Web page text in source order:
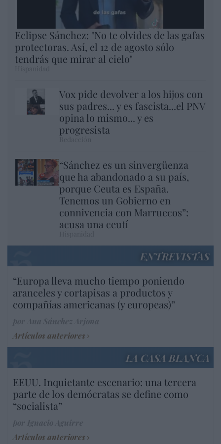
Eclipse Sánchez: "No te olvides de las gafas
protectoras. Así, el 12 de agosto sólo
tendrás que mirar al cielo"
Vox pide devolver a los hijos con
sus padres... y es fascista...el PNV
opina lo mismo... y es
progresista
“Sánchez es un sinvergüenza
que ha abandonado a su país,
porque Ceuta es España.
Tenemos un Gobierno en
connivencia con Marruecos”:
acusa una ceutí
ENTREVISTAS
“Europa lleva mucho tiempo poniendo
aranceles y cortapisas a productos y
compañías americanas (y europeas)”
Artículos anteriores
LA CASA BLANCA
EEUU. Inquietante escenario: una tercera
parte de los demócratas se define como
“socialista”
Artículos anteriores